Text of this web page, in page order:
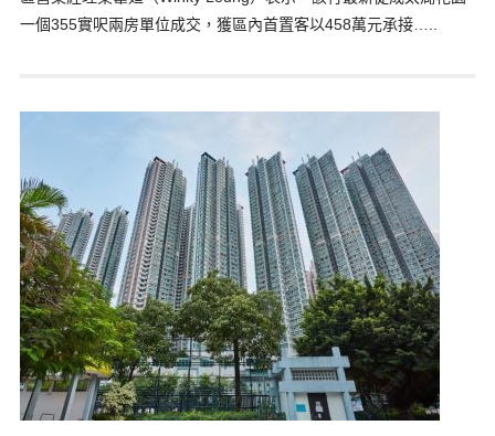
一個355實呎兩房單位成交，獲區內首置客以458萬元承接…..